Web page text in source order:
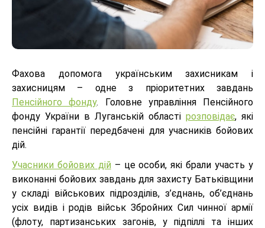
Фахова допомога українським захисникам і
захисницям – одне з пріоритетних завдань
Пенсійного фонду. Головне управління Пенсійного
фонду України в Луганській області розповідає, які
пенсійні гарантії передбачені для учасників бойових
дій.
Учасники бойових дій– це особи, які брали участь у
виконанні бойових завдань для захисту Батьківщини
у складі військових підрозділів, з’єднань, об’єднань
усіх видів і родів військ Збройних Сил чинної армії
(флоту, партизанських загонів, у підпіллі та інших